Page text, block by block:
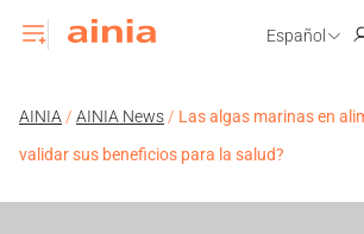
Español
AINIA / AINIA News / Las algas marinas en
validar sus beneficios para la salud?